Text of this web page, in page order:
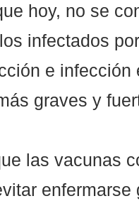
hoy, no se
infectados
e
graves y
las vacunas